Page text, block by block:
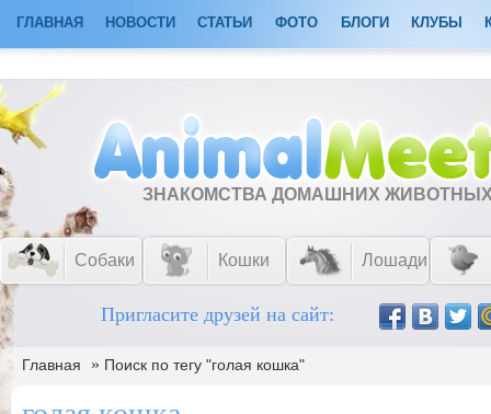
ГЛАВНАЯ НОВОСТИ СТАТЬИ ФОТО БЛОГИ КЛУБЫ
ЗНАКОМСТВА ДОМАШНИХ
Собаки Кошки Лошади
Пригласите друзей на сайт:
Главная » Поиск по тегу "голая кошка"